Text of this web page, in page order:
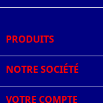
PRODUITS
NOTRE SOCIÉTÉ
VOTRE COMPTE